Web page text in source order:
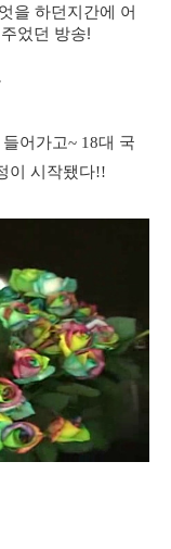
을 하던지간에 어
었던 방송!
어가고~ 18대 국
이 시작됐다!!